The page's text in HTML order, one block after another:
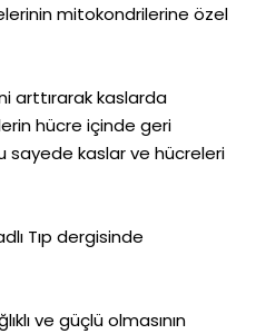
mitokondrilerine özel
arttırarak kaslarda
hücre içinde geri
sayede kaslar ve hücreleri
Tıp dergisinde
ve güçlü olmasının